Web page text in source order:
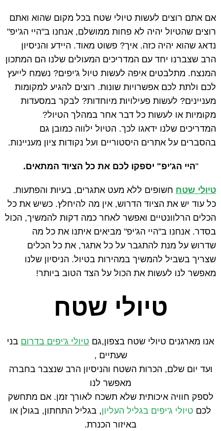
אם אתם רוצים לעשות טיולי שטח בכל מקום שהוא ואתם
רוצים שהטיול יהיה לא פחות ממושלם, אנחנו ב"היי הג'יפ"
נדאג שהוא יהיה כזה. איך? פשוט מאוד. היידע והניסיון
הרב שצברנו יחד עם המדריכים המעולים שלנו הם המתכון
המנצח. מתלבטים איפה לעשות טיול ג'יפים? נשמח לייעץ
לכם ולתת לכם אפשרויות שונות. רוצים להגיע למקומות
מעניינים? לעשות פעילויות מיוחדות? לבקר במסעדות
מקומיות או לעשות כל דבר אחר במהלך הטיול?
המדריכים שלנו ידאגו לכך. הטיול ילווה כמובן גם
בהסברים על אתרים היסטוריים ועל נקודות ציון מעניינות.
"היי הג'יפ" יספקו לכם את כל הציוד המתאים.
טיולי שטח חשופים ללא מעט אתגרים, בעיות והפתעות.
כל עוד יש את הציוד הדרוש, אין מה להיחלץ. כשיש את כל
הכלים הרלוונטיים ואפשר לאחר כמה דקות להמשיך, הכול
בסדר. אנחנו ב"היי הג'יפ" מביאים איתנו את כל מה
שדרוש על מנת להתגבר על כל אתגר, את כל הכלים
שצריך בשביל להמשיך במהירות בטיול. הניסיון שלנו
מאפשר לנו לעשות את הכול על הצד הטוב ביותר!
טיולי שטח
אנו מארגנים טיולי שטח בצפון,גם טיולי ג'יפים בדרוםבני
שעתיים ,
ועד יום שלם, הכרות השטח והניסיון הרב שנצבר בחברה
מאפשר לנו
לספק חוויה איכותית שלא תשכח לאורך זמן. אם מתחשק
לכם טיולי ג'יפים בגליל העליון, בגליל התחתון, בגולן או
באיזור הכנרת.